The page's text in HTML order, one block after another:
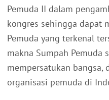
Pemuda II dalam
kongres sehingga dapat
Pemuda yang terkenal
makna Sumpah Pemuda
mempersatukan bangsa,
organisasi pemuda di